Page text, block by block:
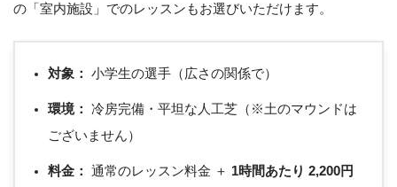
の「室内施設」でのレッスンもお選びいただけます。
対象： 小学生の選手（広さの関係で）
環境：
冷房完備・平坦な人工芝（※土のマウンドは
ございません）
料金： 通常のレッスン料金 ＋ 1時間あたり 2,200円